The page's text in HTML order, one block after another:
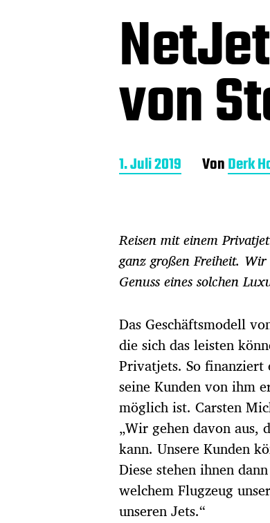
von
B
e
a
g
s
d
t
u
m
1. Juli 2019 VonDerk
Reisen mit einem
ganz großen Freiheit.
Genuss eines solchen
Das Geschäftsmodell
die sich das leisten
Privatjets. So finanziert
seine Kunden von ihm
möglich ist. Carsten
„Wir gehen davon aus,
kann. Unsere Kunden
Diese stehen ihnen
welchem Flugzeug
unseren Jets.“